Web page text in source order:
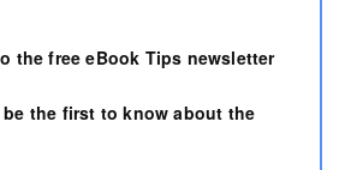
the free eBook Tips newsletter
the first to know about the